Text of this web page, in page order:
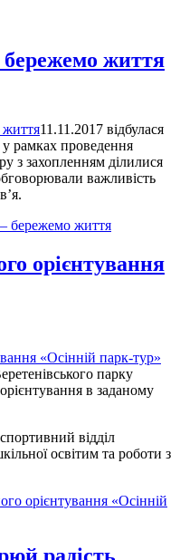
бережемо життя
11.11.2017 відбулася
у рамках проведення
з захопленням ділилися
важливість
бережемо життя
орієнтування
парку
в заданому
відділ
освітим та роботи з
орієнтування «Осінній